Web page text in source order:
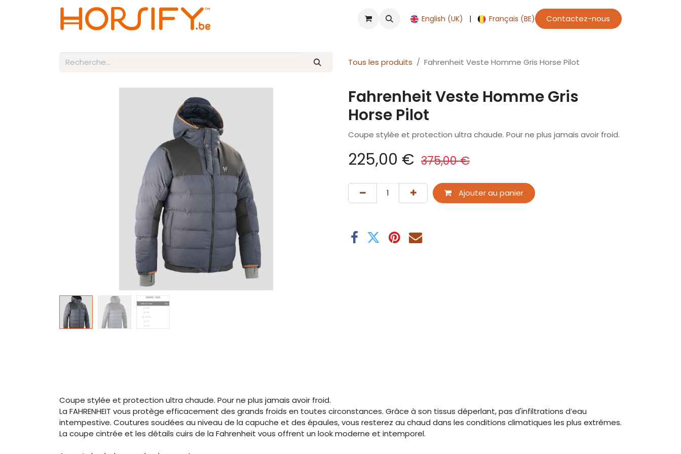
English (UK) | Français (BE) Contactez-nous
Tous les produits Fahrenheit Veste Homme Gris Horse Pilot
Fahrenheit Veste Homme Gris
Horse Pilot
Coupe stylée et protection ultra chaude. Pour ne plus jamais avoir froid.
225,00 € 375,00€
Ajouter au panier
Coupe stylée et protection ultra chaude. Pour ne plus jamais avoir froid.
La FAHRENHEIT vous protège efficacement des grands froids en toutes circonstances. Grâce à son tissus déperlant, pas d'infiltrations d’eau
intempestive. Coutures soudées au niveau de la capuche et des épaules, vous resterez au chaud dans les conditions climatiques les plus extrêmes.
La coupe cintrée et les détails cuirs de la Fahrenheit vous offrent un look moderne et intemporel.